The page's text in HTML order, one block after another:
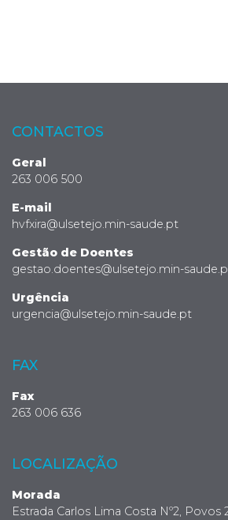
CONTACTOS
Geral
263 006 500
E-mail
hvfxira@ulsetejo.min-saude.pt
Gestão de Doentes
gestao.doentes@ulsetejo.min-
Urgência
urgencia@ulsetejo.min-saude.pt
FAX
Fax
263 006 636
LOCALIZAÇÃO
Morada
Estrada Carlos Lima Costa Nº2, Povos